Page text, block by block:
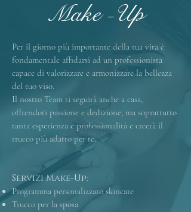
Make -Up
Per il giorno più importante della tua vita è
fondamentale affidarsi ad un professionista
capace di valorizzare e armonizzare la bellezza
del tuo viso.
Il nostro Team ti seguirà anche a casa,
offrendoti passione e dedizione, ma soprattutto
tanta esperienza e professionalità e creerà il
trucco più adatto per te.
Servizi Make-Up:
​Programma personalizzato skincare
Trucco per la sposa